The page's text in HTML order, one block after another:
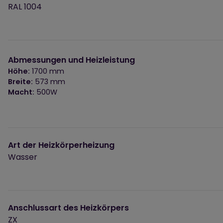
RAL 1004
Abmessungen und Heizleistung
Höhe: 1700 mm
Breite: 573 mm
Macht: 500W
Art der Heizkörperheizung
Wasser
Anschlussart des Heizkörpers
ZX